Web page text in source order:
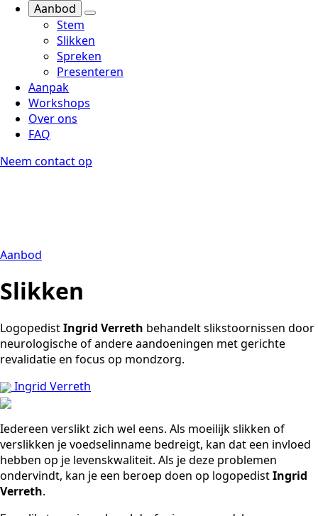
Aanbod
Stem
Slikken
Spreken
Presenteren
Aanpak
Workshops
Over ons
FAQ
Neem contact op
Aanbod
Slikken
LogopedistIngrid Verreth behandelt slikstoornissen door
neurologische of andere aandoeningen met gerichte
revalidatie en focus op mondzorg.
Ingrid Verreth
Iedereen verslikt zich wel eens. Als moeilijk slikken of
verslikken je voedselinname bedreigt, kan dat een invloed
hebben op je levenskwaliteit. Als je deze problemen
ondervindt, kan je een beroep doen op logopedistIngrid
Verreth.